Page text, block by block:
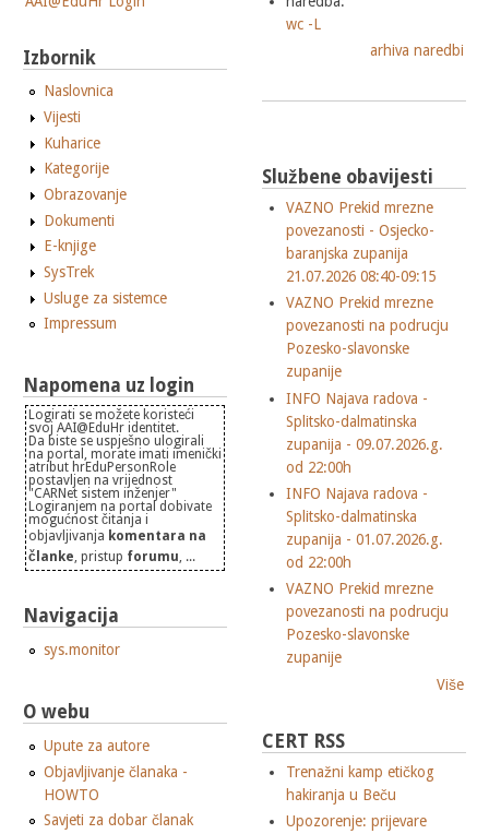
Izbornik
Naslovnica
Vijesti
Kuharice
Kategorije
Obrazovanje
Dokumenti
E-knjige
SysTrek
Usluge za sistemce
Impressum
Napomena uz login
Logirati se možete koristeći
svoj AAI@EduHr identitet.
Da biste se uspješno ulogirali
na portal, morate imati imenički
atribut hrEduPersonRole
postavljen na vrijednost
"CARNet sistem inženjer"
Logiranjem na portal dobivate
mogućnost čitanja i
objavljivanja komentara na
članke, pristup forumu, ...
Navigacija
sys.monitor
O webu
Upute za autore
Objavljivanje članaka -
HOWTO
Savjeti za dobar članak
wc -L
arhiva naredbi
Službene obavijesti
VAZNO Prekid mrezne
povezanosti - Osjecko-
baranjska zupanija
21.07.2026 08:40-09:15
VAZNO Prekid mrezne
povezanosti na podrucju
Pozesko-slavonske
zupanije
INFO Najava radova -
Splitsko-dalmatinska
zupanija - 09.07.2026.g.
od 22:00h
INFO Najava radova -
Splitsko-dalmatinska
zupanija - 01.07.2026.g.
od 22:00h
VAZNO Prekid mrezne
povezanosti na podrucju
Pozesko-slavonske
zupanije
Više
CERT RSS
Trenažni kamp etičkog
hakiranja u Beču
Upozorenje: prijevare